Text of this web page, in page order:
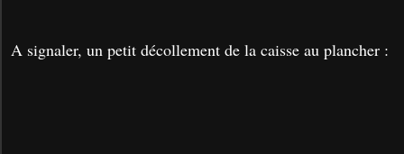
A signaler, un petit décollement de la caisse au plancher :